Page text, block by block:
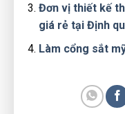
Đơn vị thiết kế
giá rẻ tại Định
Làm cổng sắt